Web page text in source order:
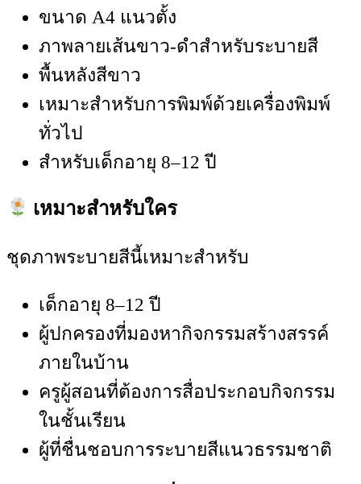
ขนาด A4 แนวตั้ง
ภาพลายเส้นขาว-ดำสำหรับระบายสี
พื้นหลังสีขาว
เหมาะสำหรับการพิมพ์ด้วยเครื่องพิมพ์
ทั่วไป
สำหรับเด็กอายุ 8–12 ปี
เหมาะสำหรับใคร
ชุดภาพระบายสีนี้เหมาะสำหรับ
เด็กอายุ 8–12 ปี
ผู้ปกครองที่มองหากิจกรรมสร้างสรรค์
ภายในบ้าน
ครูผู้สอนที่ต้องการสื่อประกอบกิจกรรม
ในชั้นเรียน
ผู้ที่ชื่นชอบการระบายสีแนวธรรมชาติ